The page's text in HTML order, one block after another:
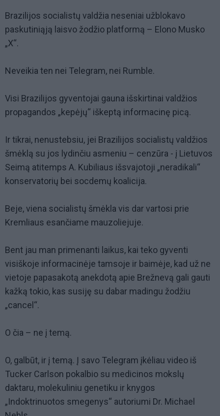
Brazilijos socialistų valdžia neseniai užblokavo
paskutiniąją laisvo žodžio platformą – Elono Musko
„X“.
Neveikia ten nei Telegram, nei Rumble.
Visi Brazilijos gyventojai gauna išskirtinai valdžios
propagandos „kepėjų“ iškeptą informacinę picą.
Ir tikrai, nenustebsiu, jei Brazilijos socialistų valdžios
šmėklą su jos lydinčiu asmeniu – cenzūra - į Lietuvos
Seimą atitemps A. Kubiliaus išsvajotoji „neradikali“
konservatorių bei socdemų koalicija.
Beje, viena socialistų šmėkla vis dar vartosi prie
Kremliaus esančiame mauzoliejuje.
Bent jau man primenanti laikus, kai teko gyventi
visiškoje informacinėje tamsoje ir baimėje, kad už ne
vietoje papasakotą anekdotą apie Brežnevą gali gauti
kažką tokio, kas susiję su dabar madingu žodžiu
„cancel“.
O čia – ne į temą.
O, galbūt, ir į temą. Į savo Telegram įkėliau video iš
Tucker Carlson pokalbio su medicinos mokslų
daktaru, molekuliniu genetiku ir knygos
„Indoktrinuotos smegenys“ autoriumi Dr. Michael